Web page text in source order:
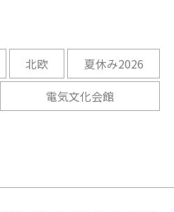
北欧
夏休み2026
電気文化会館